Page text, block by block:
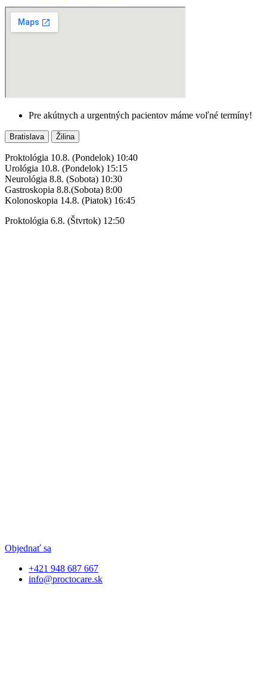
Pre akútnych a urgentných pacientov máme voľné termíny!
Bratislava Žilina
Proktológia 10.8. (Pondelok) 10:40
Urológia 10.8. (Pondelok) 15:15
Neurológia 8.8. (Sobota) 10:30
Gastroskopia 8.8.(Sobota) 8:00
Kolonoskopia 14.8. (Piatok) 16:45
Proktológia 6.8. (Štvrtok) 12:50
Objednať sa
+421 948 687 667
info@proctocare.sk